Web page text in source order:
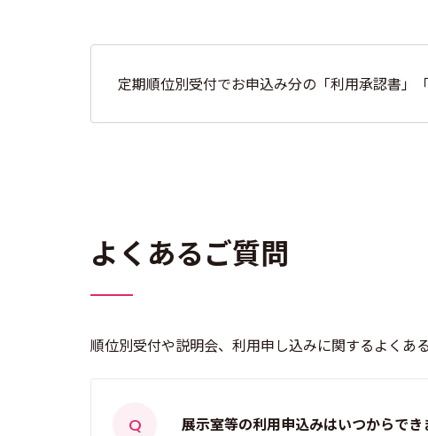
定期順位別受付でお申込み分の「利用承認書」
よくあるご質問
順位別受付や説明会、利用申し込みに関するよくあ
展示室等の利用申込みはいつからでき